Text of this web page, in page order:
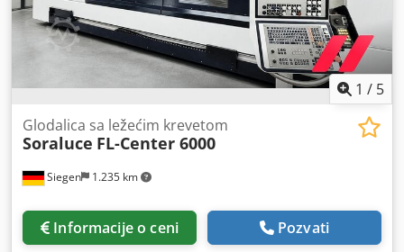
1 / 5
Siegen 1.235 km
Glodalica sa ležećim krevetom
Soraluce FL-Center 6000
Informacije o ceni Pozvati